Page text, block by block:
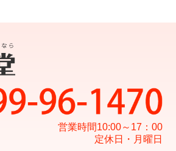
営業時間10:00～17：00
定休日・月曜日